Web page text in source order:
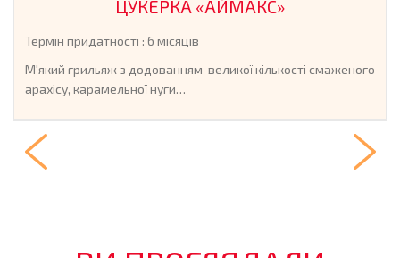
ЦУКЕРКА «АЙМАКС»
Термін придатності : 6 місяців
М'який грильяж з додованням великої кількості смаженого
арахісу, карамельної нуги…